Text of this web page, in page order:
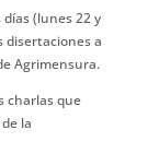
(lunes 22 y
disertaciones a
Agrimensura.
charlas que
la